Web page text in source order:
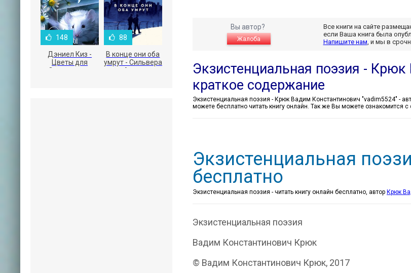
Вы автор?
Жалоба
Все книги на сайте
если Ваша книга была
Напишите нам , и мы в
Экзистенциальная поэзия -
краткое содержание
Экзистенциальная поэзия - Крюк
можете бесплатно читать книгу онлайн. Так же Вы можете ознакомится
Экзистенциальная
бесплатно
Экзистенциальная поэзия - читать книгу онлайн бесплатно, автор Крюк
Экзистенциальная поэзия
Вадим Константинович Крюк
© Вадим Константинович Крюк, 2017
148
Дэниел Киз -
Цветы для
Элджернона
88
В конце они оба
умрут - Сильвера
Адам